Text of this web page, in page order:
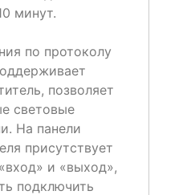
минут.
по протоколу
позволяет
световые
На панели
присутствует
и «выход»,
подключить